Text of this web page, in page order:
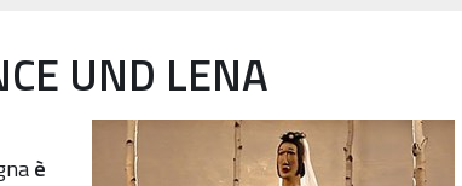
UND LENA
è